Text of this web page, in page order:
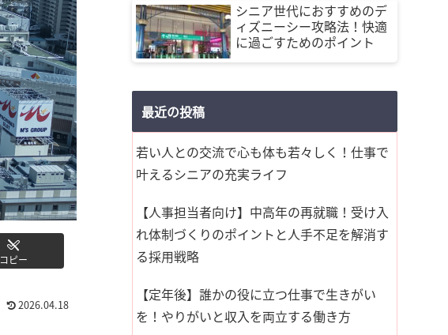
コピー
2026.04.18
シニア世代におすすめのデ
ィズニーシー攻略法！快適
に過ごすためのポイント
最近の投稿
若い人との交流で心も体も若々しく！仕事で
叶えるシニアの充実ライフ
【人事担当者向け】中高年の再就職！受け入
れ体制づくりのポイントと人手不足を解消す
る採用戦略
【定年後】誰かの役に立つ仕事で生きがい
を！やりがいと収入を両立する働き方